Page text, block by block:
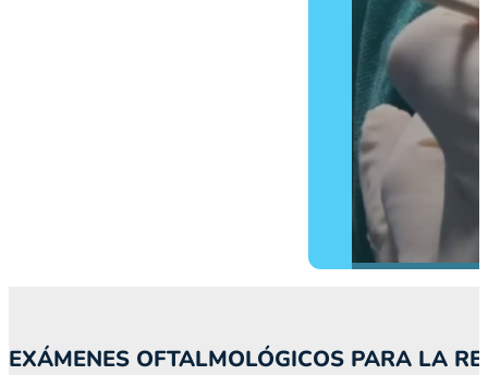
Las inyecciones
EXÁMENES OFTALMOLÓGICOS PARA LA